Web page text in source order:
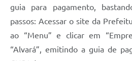
guia para pagamento,
passos: Acessar o site da
ao “Menu” e clicar em
“Alvará”, emitindo a guia de